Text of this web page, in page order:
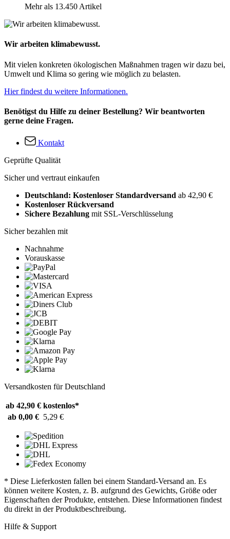
Mehr als 13.450 Artikel
Wir arbeiten klimabewusst.
Mit vielen konkreten ökologischen Maßnahmen tragen wir dazu bei,
Umwelt und Klima so gering wie möglich zu belasten.
Hier findest du weitere Informationen.
Benötigst du Hilfe zu deiner Bestellung? Wir beantworten
gerne deine Fragen.
Kontakt
Geprüfte Qualität
Sicher und vertraut einkaufen
Deutschland: Kostenloser Standardversand ab 42,90 €
Kostenloser Rückversand
Sichere Bezahlung mit SSL-Verschlüsselung
Sicher bezahlen mit
Nachnahme
Vorauskasse
Versandkosten für Deutschland
ab 42,90 € kostenlos*
ab 0,00 € 5,29 €
* Diese Lieferkosten fallen bei einem Standard-Versand an. Es
können weitere Kosten, z. B. aufgrund des Gewichts, Größe oder
Eigenschaften der Produkte, entstehen. Diese Informationen findest
du direkt in der Produktbeschreibung.
Hilfe & Support